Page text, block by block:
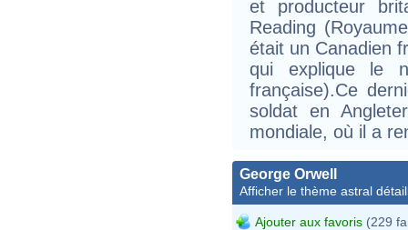
et producteur
Reading
était un Canadien
qui explique le
française).Ce
soldat en
mondiale, où il a
George Orwell
Afficher le thème astral
Ajouter aux favoris (229